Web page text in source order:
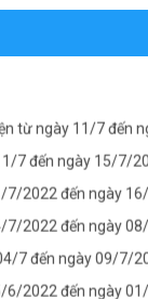
từ ngày 11/7 đến
7/2022 đến ngày
7/2022 đến ngày
7 đến ngày 09/7/
6/2022 đến ngày
25/6 đến ngày 01/
6 đến ngày 01/7/